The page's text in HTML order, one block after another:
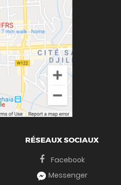
RÉSEAUX SOCIAUX
Facebook
Messenger